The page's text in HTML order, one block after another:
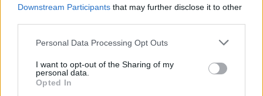
Downstream Participants that may further disclose it to other
Please note that this website/app uses one or more Google
not limited to your visit or usage behaviour. You may click to
grant or deny consent to Google and its third-party tags to
use your data for below specified purposes in below Google
Personal Data Processing Opt Outs
I want to opt-out of the Sharing of my
personal data.
Opted In